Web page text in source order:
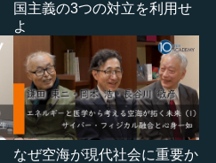
国主義の3つの対立を利用せ
よ
なぜ空海が現代社会に重要か